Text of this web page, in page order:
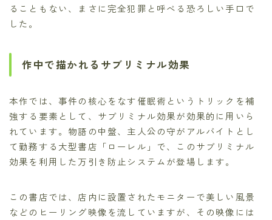
ることもない、まさに完全犯罪と呼べる恐ろしい手口で
した。
作中で描かれるサブリミナル効果
本作では、事件の核心をなす催眠術というトリックを補
強する要素として、サブリミナル効果が効果的に用いら
れています。物語の中盤、主人公の守がアルバイトとし
て勤務する大型書店「ローレル」で、このサブリミナル
効果を利用した万引き防止システムが登場します。
この書店では、店内に設置されたモニターで美しい風景
などのヒーリング映像を流していますが、その映像には